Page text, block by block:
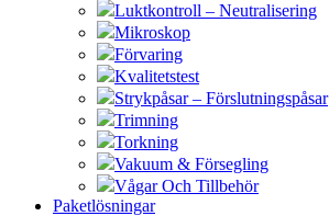
Luktkontroll – Neutralisering
Mikroskop
Förvaring
Kvalitetstest
Strykpåsar – Förslutningspåsar
Trimning
Torkning
Vakuum & Försegling
Vågar Och Tillbehör
Paketlösningar